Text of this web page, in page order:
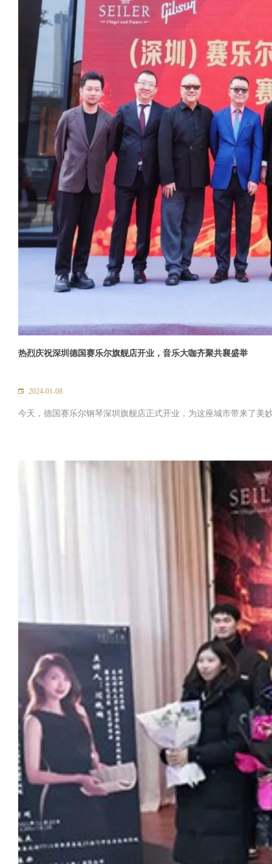
热烈庆祝深圳德国赛乐尔旗舰店开业，音乐大咖齐聚共襄盛举
2024-01-08
今天，德国赛乐尔钢琴深圳旗舰店正式开业，为这座城市带来了美